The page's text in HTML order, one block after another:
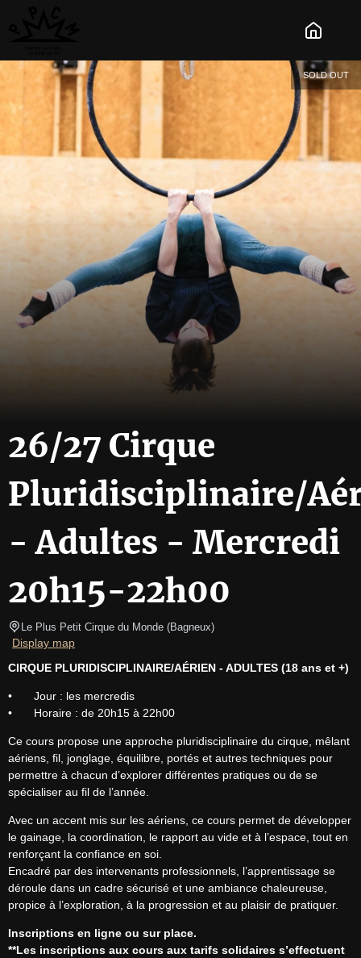
SOLD OUT
26/27 Cirque
Pluridisciplinaire/
- Adultes - Mercredi
20h15-22h00
Le Plus Petit Cirque du Monde (Bagneux)
Display map
CIRQUE PLURIDISCIPLINAIRE/AÉRIEN - ADULTES (18 ans et +)
•	Jour : les mercredis
•	Horaire : de 20h15 à 22h00
Ce cours propose une approche pluridisciplinaire du cirque, mêlant
aériens, fil, jonglage, équilibre, portés et autres techniques pour
permettre à chacun d’explorer différentes pratiques ou de se
spécialiser au fil de l’année.
Avec un accent mis sur les aériens, ce cours permet de développer
le gainage, la coordination, le rapport au vide et à l’espace, tout en
renforçant la confiance en soi.
Encadré par des intervenants professionnels, l’apprentissage se
déroule dans un cadre sécurisé et une ambiance chaleureuse,
propice à l’exploration, à la progression et au plaisir de pratiquer.
Inscriptions en ligne ou sur place.
**Les inscriptions aux cours aux tarifs solidaires s’effectuent